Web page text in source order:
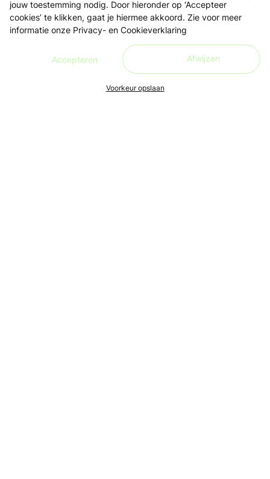
jouw toestemming nodig. Door hieronder op ‘Accepteer
cookies’ te klikken, gaat je hiermee akkoord. Zie voor meer
informatie onze Privacy- en Cookieverklaring
Accepteren Afwijzen
Voorkeur opslaan